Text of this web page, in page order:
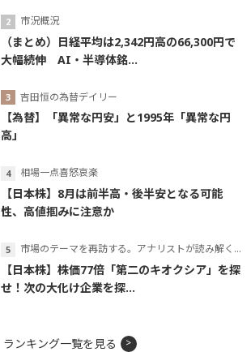
市況概況
（まとめ）日経平均は2,342円高の66,300円で
大幅続伸 AI・半導体銘...
吉田恒の為替デイリー
【為替】「異常な円安」と1995年「異常な円
高」
相場一点喜怒哀楽
【日本株】8月は前半高・後半安となる可能
性、高値掴みに注意か
市場のテーマを再訪する。アナリストが読み解くテーマの本質
【日本株】株価77倍「第二のキオクシア」を探
せ！次の大化け企業を探...
ランキング一覧を見る